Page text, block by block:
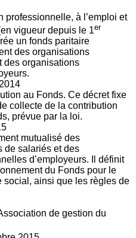
professionnelle, à l’emploi et
vigueur depuis le 1er
un fonds paritaire
des organisations
des organisations
au Fonds. Ce décret fixe
collecte de la contribution
prévue par la loi.
mutualisé des
de salariés et des
d’employeurs. Il définit
du Fonds pour le
social, ainsi que les règles de
de gestion du